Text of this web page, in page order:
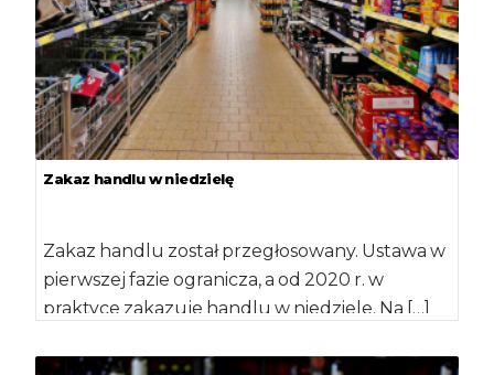
Zakaz handlu w niedzielę
Zakaz handlu został przegłosowany. Ustawa w
pierwszej fazie ogranicza, a od 2020 r. w
praktyce zakazuje handlu w niedziele. Na […]